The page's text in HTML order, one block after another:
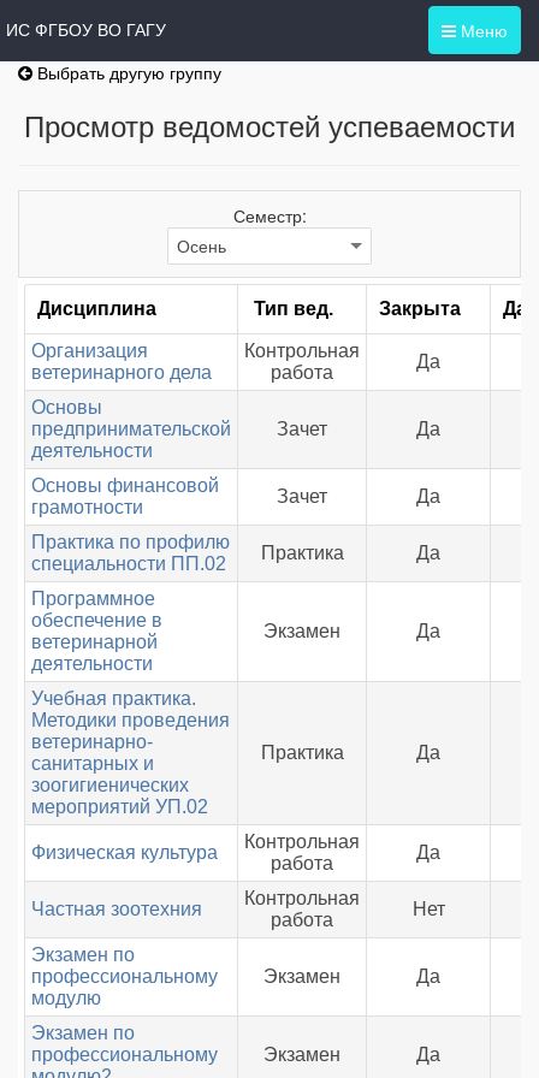
Меню
ИС ФГБОУ ВО ГАГУ
Выбрать другую группу
Просмотр ведомостей успеваемости
Семестр:
Дисциплина Тип вед. Закрыта
Организация
ветеринарного дела
Контрольная
работа
Да
Основы
предпринимательской
деятельности
Зачет Да
Основы финансовой
грамотности
Зачет Да
Практика по профилю
специальности ПП.02
Практика Да
Программное
обеспечение в
ветеринарной
деятельности
Экзамен Да
Учебная практика.
Методики проведения
ветеринарно-
санитарных и
зоогигиенических
мероприятий УП.02
Практика Да
Физическая культура
Контрольная
работа
Да
Частная зоотехния
Контрольная
работа
Нет
Экзамен по
профессиональному
модулю
Экзамен Да
Экзамен по
профессиональному
Экзамен Да